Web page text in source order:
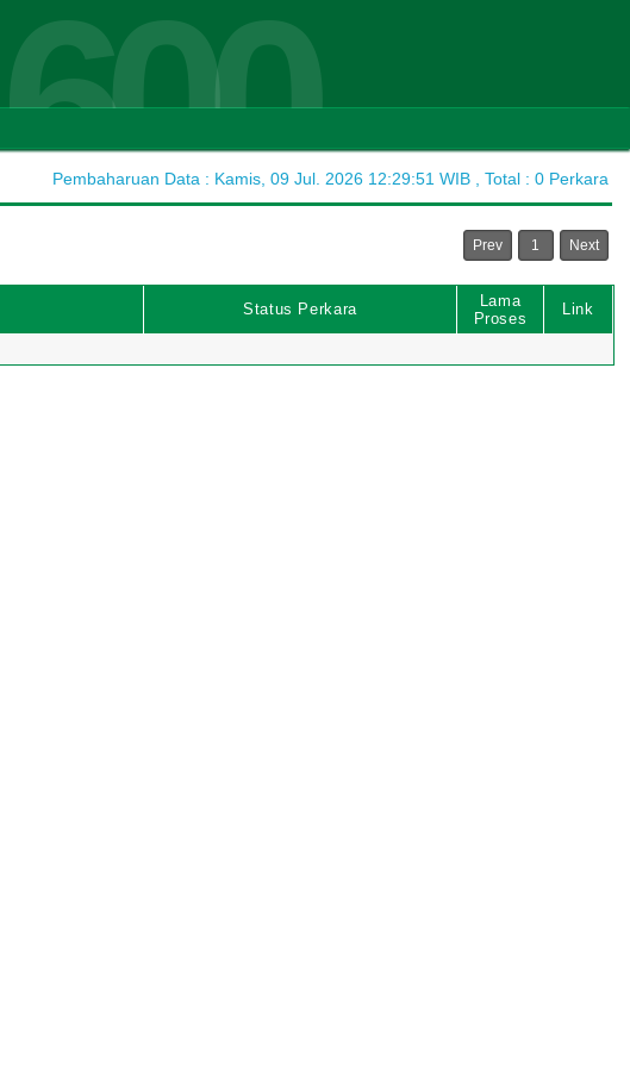
600
Pembaharuan Data : Kamis, 09 Jul. 2026 12:29:51 WIB , Total : 0 Perkara
Prev 1 Next
Status Perkara
Lama
Proses
Link